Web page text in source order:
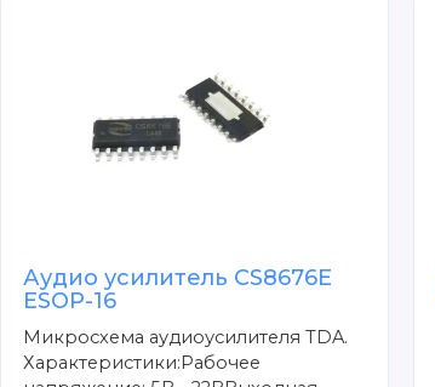
Аудио усилитель CS8676E
ESOP-16
Микросхема аудиоусилителя TDA.
Характеристики:Рабочее